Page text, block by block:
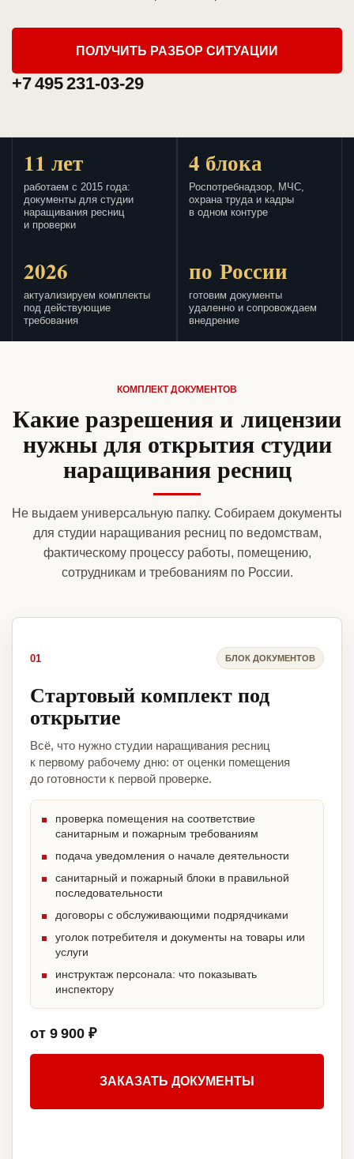
ПОЛУЧИТЬ РАЗБОР СИТУАЦИИ
+7 495 231-03-29
11 лет
работаем с 2015 года:
документы для студии
наращивания ресниц
и проверки
4 блока
Роспотребнадзор, МЧС,
охрана труда и кадры
в одном контуре
2026
актуализируем комплекты
под действующие
требования
по России
готовим документы
удаленно и сопровождаем
внедрение
КОМПЛЕКТ ДОКУМЕНТОВ
Какие разрешения и лицензии
нужны для открытия студии
наращивания ресниц
Не выдаем универсальную папку. Собираем документы
для студии наращивания ресниц по ведомствам,
фактическому процессу работы, помещению,
сотрудникам и требованиям по России.
01 БЛОК ДОКУМЕНТОВ
Стартовый комплект под
открытие
Всё, что нужно студии наращивания ресниц
к первому рабочему дню: от оценки помещения
до готовности к первой проверке.
проверка помещения на соответствие
санитарным и пожарным требованиям
подача уведомления о начале деятельности
санитарный и пожарный блоки в правильной
последовательности
договоры с обслуживающими подрядчиками
уголок потребителя и документы на товары или
услуги
инструктаж персонала: что показывать
инспектору
от 9 900 ₽
ЗАКАЗАТЬ ДОКУМЕНТЫ